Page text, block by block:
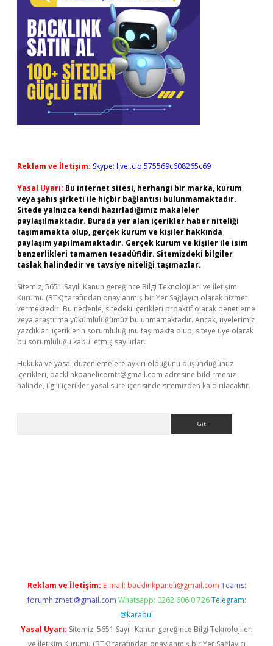
Reklam ve İletişim: Skype: live:.cid.575569c608265c69
Yasal Uyarı: Bu internet sitesi, herhangi bir marka, kurum
veya şahıs şirketi ile hiçbir bağlantısı bulunmamaktadır.
Sitede yalnızca kendi hazırladığımız makaleler
paylaşılmaktadır. Burada yer alan içerikler haber niteliği
taşımamakta olup, gerçek kurum ve kişiler hakkında
paylaşım yapılmamaktadır. Gerçek kurum ve kişiler ile isim
benzerlikleri tamamen tesadüfidir. Sitemizdeki bilgiler
taslak halindedir ve tavsiye niteliği taşımazlar.
Sitemiz, 5651 Sayılı Kanun gereğince Bilgi Teknolojileri ve İletişim
Kurumu (BTK) tarafından onaylanmış bir Yer Sağlayıcı olarak hizmet
vermektedir. Bu nedenle, sitedeki içerikleri proaktif olarak denetleme
veya araştırma yükümlülüğümüz bulunmamaktadır. Ancak, üyelerimiz
yazdıkları içeriklerin sorumluluğunu taşımakta olup, siteye üye olarak
bu sorumluluğu kabul etmiş sayılırlar.
Hukuka ve yasal düzenlemelere aykırı olduğunu düşündüğünüz
içerikleri, backlinkpanelicomtr@gmail.com adresine bildirmeniz
halinde, ilgili içerikler yasal süre içerisinde sitemizden kaldırılacaktır.
Reklam ve İletişim: E-mail: backlinkpaneli@gmail.com Teams:
forumhizmeti@gmail.com Whatsapp: 0262 606 0 726 Telegram:
@karabul
Yasal Uyarı: Sitemiz, 5651 Sayılı Kanun gereğince Bilgi Teknolojileri
ve İletişim Kurumu (BTK) tarafından onaylanmış bir Yer Sağlayıcı